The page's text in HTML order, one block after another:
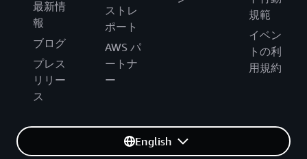
最新情
報
ブログ
プレス
リリー
ス
ストレ
ポート
AWS パ
ートナ
ー
規範
イベン
トの利
用規約
English